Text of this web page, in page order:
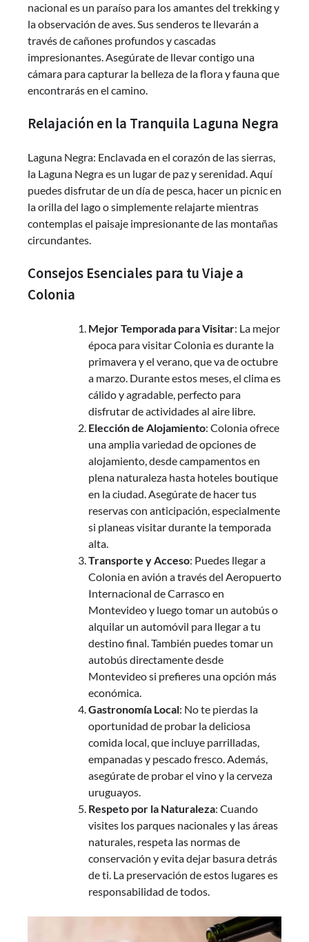
nacional es un paraíso para los amantes del trekking y
la observación de aves. Sus senderos te llevarán a
través de cañones profundos y cascadas
impresionantes. Asegúrate de llevar contigo una
cámara para capturar la belleza de la flora y fauna que
encontrarás en el camino.
Relajación en la Tranquila Laguna Negra
Laguna Negra: Enclavada en el corazón de las sierras,
la Laguna Negra es un lugar de paz y serenidad. Aquí
puedes disfrutar de un día de pesca, hacer un picnic en
la orilla del lago o simplemente relajarte mientras
contemplas el paisaje impresionante de las montañas
circundantes.
Consejos Esenciales para tu Viaje a
Colonia
Mejor Temporada para Visitar: La mejor
época para visitar Colonia es durante la
primavera y el verano, que va de octubre
a marzo. Durante estos meses, el clima es
cálido y agradable, perfecto para
disfrutar de actividades al aire libre.
Elección de Alojamiento: Colonia ofrece
una amplia variedad de opciones de
alojamiento, desde campamentos en
plena naturaleza hasta hoteles boutique
en la ciudad. Asegúrate de hacer tus
reservas con anticipación, especialmente
si planeas visitar durante la temporada
alta.
Transporte y Acceso: Puedes llegar a
Colonia en avión a través del Aeropuerto
Internacional de Carrasco en
Montevideo y luego tomar un autobús o
alquilar un automóvil para llegar a tu
destino final. También puedes tomar un
autobús directamente desde
Montevideo si prefieres una opción más
económica.
Gastronomía Local: No te pierdas la
oportunidad de probar la deliciosa
comida local, que incluye parrilladas,
empanadas y pescado fresco. Además,
asegúrate de probar el vino y la cerveza
uruguayos.
Respeto por la Naturaleza: Cuando
visites los parques nacionales y las áreas
naturales, respeta las normas de
conservación y evita dejar basura detrás
de ti. La preservación de estos lugares es
responsabilidad de todos.